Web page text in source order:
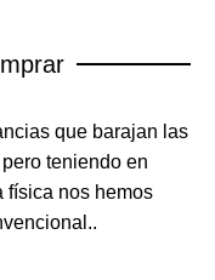
que barajan las
teniendo en
física nos hemos